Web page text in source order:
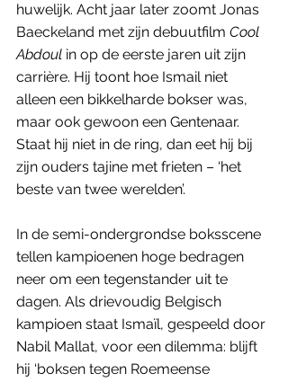
huwelijk. Acht jaar later zoomt Jonas
Baeckeland met zijn debuutfilm Cool
Abdoul in op de eerste jaren uit zijn
carrière. Hij toont hoe Ismail niet
alleen een bikkelharde bokser was,
maar ook gewoon een Gentenaar.
Staat hij niet in de ring, dan eet hij bij
zijn ouders tajine met frieten – ‘het
beste van twee werelden’.
In de semi-ondergrondse boksscene
tellen kampioenen hoge bedragen
neer om een tegenstander uit te
dagen. Als drievoudig Belgisch
kampioen staat Ismaïl, gespeeld door
Nabil Mallat, voor een dilemma: blijft
hij ‘boksen tegen Roemeense